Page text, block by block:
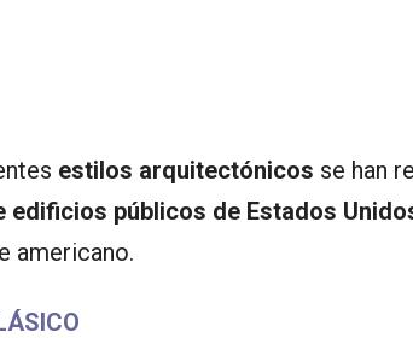
estilos arquitectónicos se han
edificios públicos de Estados
americano.